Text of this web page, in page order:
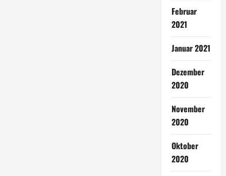
Februar
2021
Januar 2021
Dezember
2020
November
2020
Oktober
2020